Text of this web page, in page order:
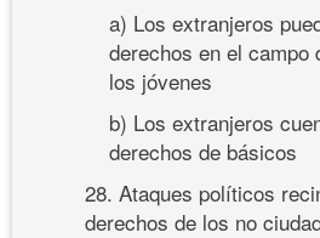
a) Los extranjeros
derechos en el campo
los jóvenes
b) Los extranjeros
derechos de básicos
28. Ataques políticos
derechos de los no